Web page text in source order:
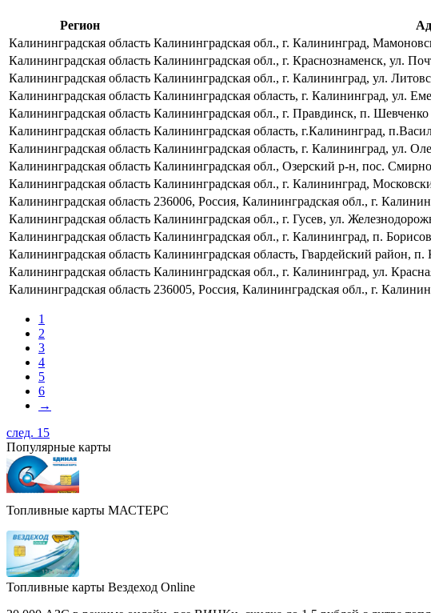
Регион
Калининградская область Калининградская обл., г. Калининград,
Калининградская область Калининградская обл., г. Краснознаменск, ул.
Калининградская область Калининградская обл., г. Калининград, ул.
Калининградская область Калининградская область, г. Калининград, ул.
Калининградская область Калининградская обл., г. Правдинск, п. Шевченко
Калининградская область Калининградская область, г.Калининград,
Калининградская область Калининградская область, г. Калининград, ул.
Калининградская область Калининградская обл., Озерский р-н, пос.
Калининградская область Калининградская обл., г. Калининград,
Калининградская область 236006, Россия, Калининградская обл., г.
Калининградская область Калининградская обл., г. Гусев, ул.
Калининградская область Калининградская обл., г. Калининград, п.
Калининградская область Калининградская область, Гвардейский район,
Калининградская область Калининградская обл., г. Калининград, ул.
Калининградская область 236005, Россия, Калининградская обл., г.
1
2
3
4
5
6
→
след. 15
Популярные карты
Топливные карты МАСТЕРС
Топливные карты Вездеход Online